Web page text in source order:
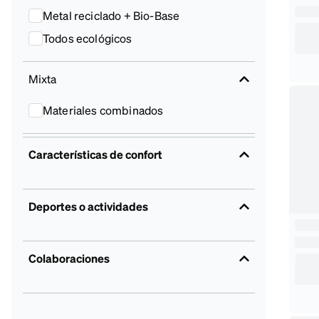
Metal reciclado + Bio-Base
Todos ecológicos
Mixta
Materiales combinados
Características de confort
Deportes o actividades
Colaboraciones